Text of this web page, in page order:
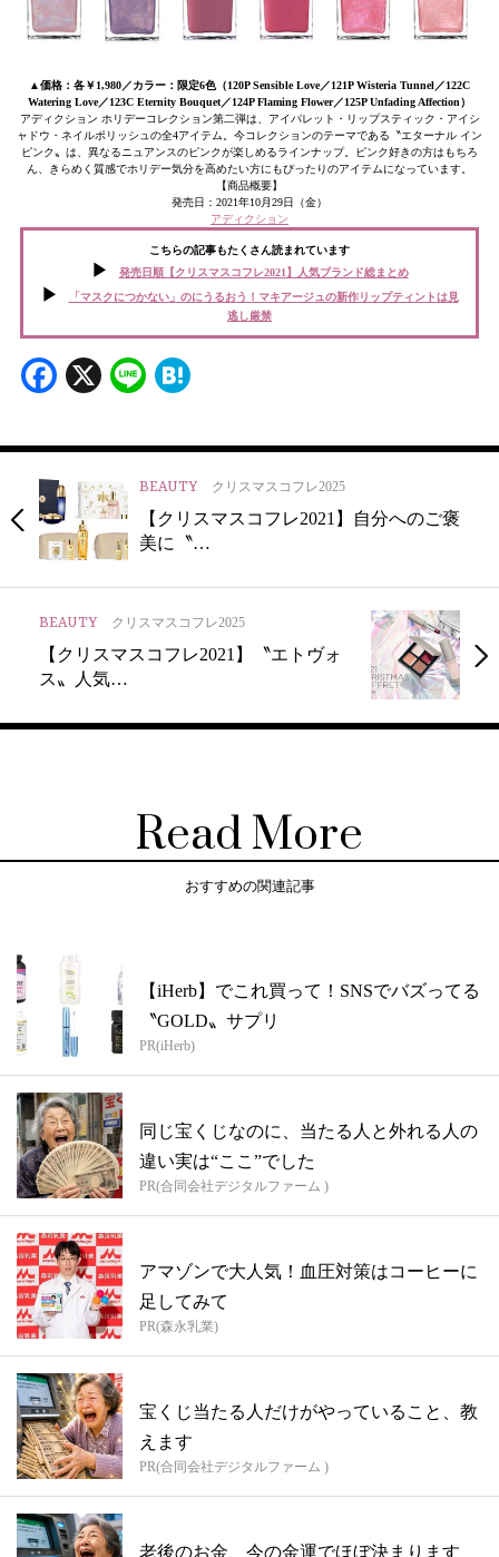
▲価格：各￥1,980／カラー：限定6色（120P Sensible Love／121P Wisteria Tunnel／122C
Watering Love／123C Eternity Bouquet／124P Flaming Flower／125P Unfading Affection）
アディクション ホリデーコレクション第二弾は、アイパレット・リップスティック・アイシ
ャドウ・ネイルポリッシュの全4アイテム。今コレクションのテーマである〝エターナル イン
ピンク〟は、異なるニュアンスのピンクが楽しめるラインナップ。ピンク好きの方はもちろ
ん、きらめく質感でホリデー気分を高めたい方にもぴったりのアイテムになっています。
【商品概要】
発売日：2021年10月29日（金）
アディクション
こちらの記事もたくさん読まれています
発売日順【クリスマスコフレ2021】人気ブランド総まとめ
「マスクにつかない」のにうるおう！マキアージュの新作リップティントは見
逃し厳禁
Facebook
X Line
BEAUTY クリスマスコフレ2025
【クリスマスコフレ2021】自分へのご褒
美に〝…
BEAUTY クリスマスコフレ2025
【クリスマスコフレ2021】〝エトヴォ
ス〟人気…
Read More
おすすめの関連記事
【iHerb】でこれ買って！SNSでバズってる
〝GOLD〟サプリ
PR(iHerb)
同じ宝くじなのに、当たる人と外れる人の
違い実は“ここ”でした
PR(合同会社デジタルファーム )
アマゾンで大人気！血圧対策はコーヒーに
足してみて
PR(森永乳業)
宝くじ当たる人だけがやっていること、教
えます
PR(合同会社デジタルファーム )
老後のお金、今の金運でほぼ決まります